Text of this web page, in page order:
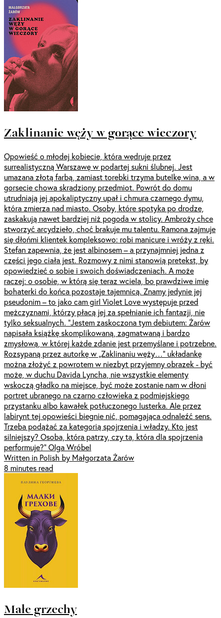
Zaklinanie węży w gorące wieczory
Opowieść o młodej kobiecie, która wędruje przez
surrealistyczną Warszawę w podartej sukni ślubnej. Jest
umazana złotą farbą, zamiast torebki trzyma butelkę wina, a w
gorsecie chowa skradziony przedmiot. Powrót do domu
utrudniają jej apokaliptyczny upał i chmura czarnego dymu,
która zmierza nad miasto. Osoby, które spotyka po drodze,
zaskakują nawet bardziej niż pogoda w stolicy. Ambroży chce
stworzyć arcydzieło, choć brakuje mu talentu. Ramona zajmuje
się dłońmi klientek kompleksowo: robi manicure i wróży z ręki.
Stefan zapewnia, że jest albinosem – a przynajmniej jedna z
części jego ciała jest. Rozmowy z nimi stanowią pretekst, by
opowiedzieć o sobie i swoich doświadczeniach. A może
raczej: o osobie, w którą się teraz wciela, bo prawdziwe imię
bohaterki do końca pozostaje tajemnicą. Znamy jedynie jej
pseudonim – to jako cam girl Violet Love występuje przed
mężczyznami, którzy płacą jej za spełnianie ich fantazji, nie
tylko seksualnych. “Jestem zaskoczona tym debiutem: Żarów
napisała książkę skomplikowaną, zagmatwaną i bardzo
zmysłową, w której każde zdanie jest przemyślane i potrzebne.
Rozsypaną przez autorkę w „Zaklinaniu węży…” układankę
można złożyć z powrotem w niezbyt przyjemny obrazek - być
może, w duchu Davida Lyncha, nie wszystkie elementy
wskoczą gładko na miejsce, być może zostanie nam w dłoni
portret ubranego na czarno człowieka z podmiejskiego
przystanku albo kawałek potłuczonego lusterka. Ale przez
labirynt tej opowieści biegnie nić, pomagająca odnaleźć sens.
Trzeba podążać za kategorią spojrzenia i władzy. Kto jest
silniejszy? Osoba, która patrzy, czy ta, która dla spojrzenia
performuje?” Olga Wróbel
Written in Polish by Małgorzata Żarów
8 minutes read
Małe grzechy